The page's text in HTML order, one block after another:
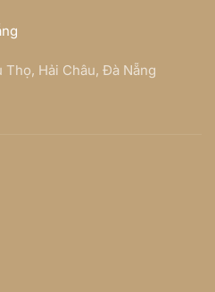
Thọ, Hải Châu, Đà Nẵng